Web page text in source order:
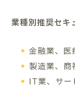
業種別推奨セキ
金融業、医
製造業、
IT業、サー